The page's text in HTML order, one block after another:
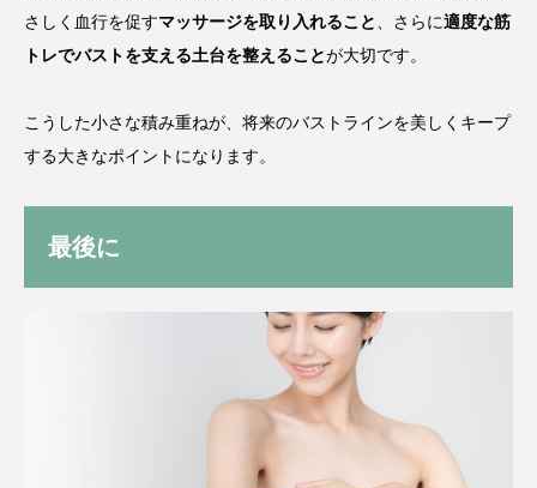
さしく血行を促すマッサージを取り入れること 、さらに適度な筋
トレでバストを支える土台を整えることが大切です。
こうした小さな積み重ねが、将来のバストラインを美しくキープ
する大きなポイントになります。
最後に